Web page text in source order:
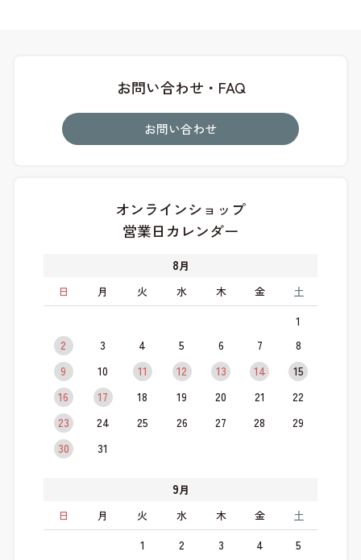
お問い合わせ・FAQ
お問い合わせ
オンラインショップ
営業日カレンダー
8月
日
月 火 水 木 金 土
1
2
3 4 5 6 7
8
9
10 11 12 13 14
15
16
17 18 19 20 21
22
23
24 25 26 27 28
29
30
31
9月
日
月 火 水 木 金 土
1 2 3 4
5